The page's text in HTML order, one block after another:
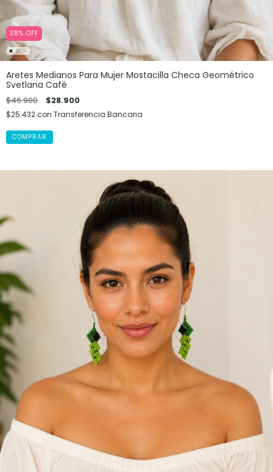
38% OFF
Aretes Medianos Para Mujer Mostacilla Checa Geométrico
Svetlana Café
$46.900 $28.900
$25.432con Transferencia Bancaria